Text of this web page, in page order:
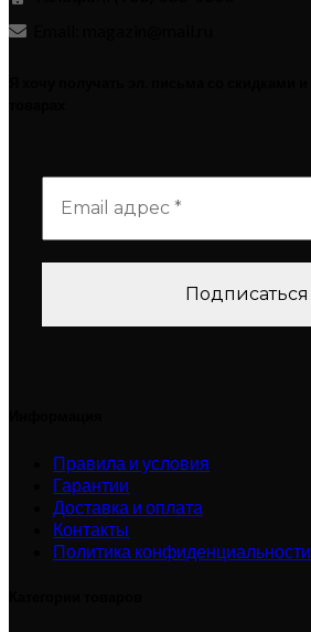
Правила и условия
Гарантии
Доставка и оплата
Контакты
Политика конфиденциальности